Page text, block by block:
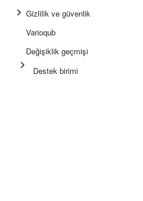
Gizlilik ve güvenlik
Varioqub
Değişiklik geçmişi
Destek birimi